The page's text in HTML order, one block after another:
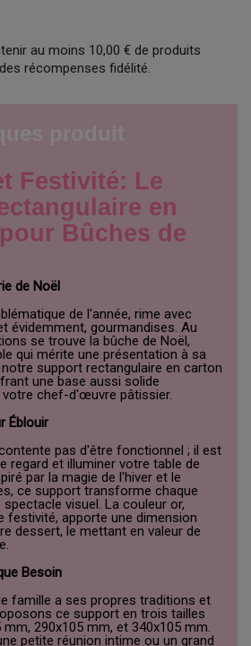
au moins 10,00 € de produits
récompenses fidélité.
Festivité: Le
en
Bûches de
de Noël
de l'année, rime avec
évidemment, gourmandises. Au
se trouve la bûche de Noël,
qui mérite une présentation à sa
support rectangulaire en carton
une base aussi solide
chef-d'œuvre pâtissier.
Éblouir
pas d'être fonctionnel ; il est
regard et illuminer votre table de
par la magie de l'hiver et le
ce support transforme chaque
visuel. La couleur or,
festivité, apporte une dimension
dessert, le mettant en valeur de
Besoin
famille a ses propres traditions et
ce support en trois tailles
290x105 mm, et 340x105 mm.
petite réunion intime ou un grand